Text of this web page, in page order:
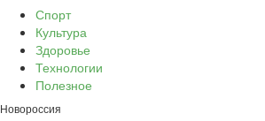
Спорт
Культура
Здоровье
Технологии
Полезное
Новороссия